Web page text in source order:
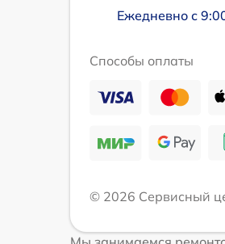
Ежедневно с
Способы оплаты
© 2026 Сервисный